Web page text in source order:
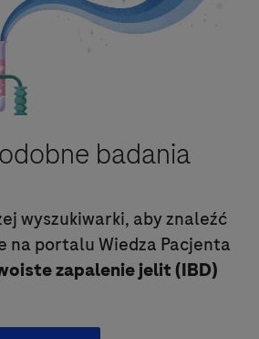
badania
wyszukiwarki, aby znaleźć
na portalu Wiedza Pacjenta
zapalenie jelit (IBD)